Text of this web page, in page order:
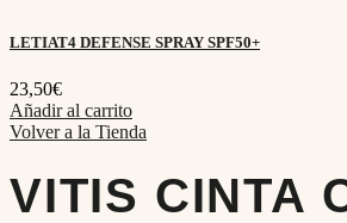
LETIAT4 DEFENSE SPRAY SPF50+
23,50€
Añadir al carrito
Volver a la Tienda
VITIS CINTA